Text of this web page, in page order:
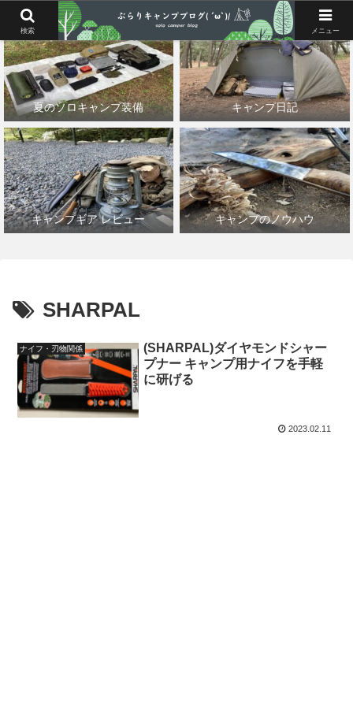
夏のソロキャンプ装備 キャンプ日記
キャンプギア レビュー キャンプのノウハウ
SHARPAL
ナイフ・刃物関係
(SHARPAL)ダイヤモンドシャー
プナー キャンプ用ナイフを手軽
に研げる
2023.02.11
検索 メニュー